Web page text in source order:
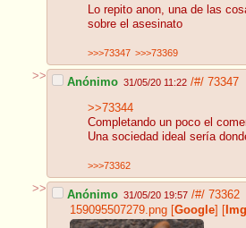
Lo repito anon, una de las
sobre el asesinato
>>>73347 >>>73369
>> Anónimo 31/05/20 11:22 /#/ 73347
>>73344
Completando un poco el
Una sociedad ideal sería
>>>73362
>> Anónimo 31/05/20 19:57 /#/ 73362
159095507279.png [Google] [